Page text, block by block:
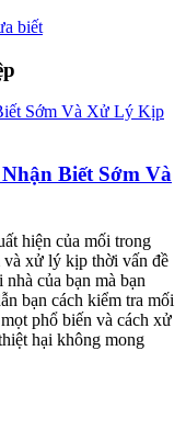
biết
Biết Sớm Và
hiện của mối trong
và xử lý kịp thời vấn đề
của bạn mà bạn
bạn cách kiểm tra mối
phổ biến và cách xử
hại không mong